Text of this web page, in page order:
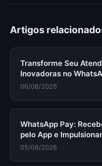
Artigos
Transforme Seu
Inovadoras no
06/08/2026
WhatsApp Pay:
pelo App e
05/08/2026